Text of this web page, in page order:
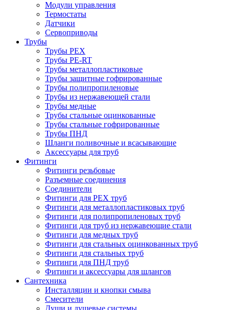
Модули управления
Термостаты
Датчики
Сервоприводы
Трубы
Трубы PEX
Трубы PE-RT
Трубы металлопластиковые
Трубы защитные гофрированные
Трубы полипропиленовые
Трубы из нержавеющей стали
Трубы медные
Трубы стальные оцинкованные
Трубы стальные гофрированные
Трубы ПНД
Шланги поливочные и всасывающие
Аксессуары для труб
Фитинги
Фитинги резьбовые
Разъемные соединения
Соединители
Фитинги для PEX труб
Фитинги для металлопластиковых труб
Фитинги для полипропиленовых труб
Фитинги для труб из нержавеющие стали
Фитинги для медных труб
Фитинги для стальных оцинкованных труб
Фитинги для стальных труб
Фитинги для ПНД труб
Фитинги и аксессуары для шлангов
Сантехника
Инсталляции и кнопки смыва
Смесители
Души и душевые системы